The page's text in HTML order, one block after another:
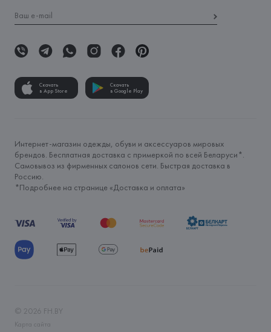
Скачать
в App Store
Скачать
в Google Play
Интернет-магазин одежды, обуви и аксессуаров мировых
брендов. Бесплатная доставка с примеркой по всей Беларуси*.
Самовывоз из фирменных салонов сети. Быстрая доставка в
Россию.
*Подробнее на странице «Доставка и оплата»
© 2026 FH.BY
Карта сайта